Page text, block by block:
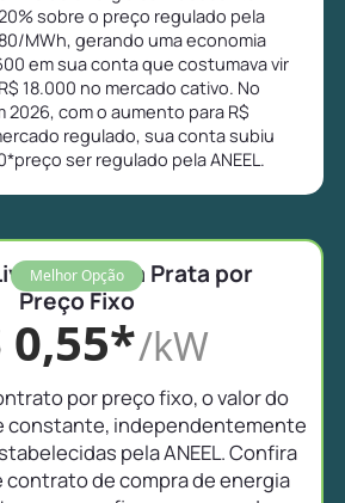
sobre o preço regulado pela
MWh, gerando uma economia
em sua conta que costumava vir
18.000 no mercado cativo. No
com o aumento para R$
regulado, sua conta subiu
ser regulado pela ANEEL.
Melhor Opção
em Nova Prata por
Preço Fixo
0,55*/kW
por preço fixo, o valor do
constante, independentemente
pela ANEEL. Confira
contrato de compra de energia